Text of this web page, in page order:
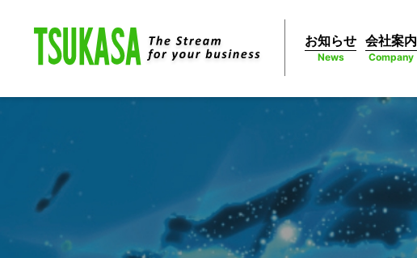
お知らせ
News
会社案内
Company